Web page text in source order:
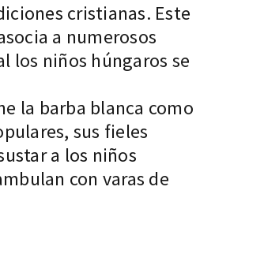
cristianas. Este
a numerosos
los niños húngaros se
la barba blanca como
sus fieles
a los niños
con varas de